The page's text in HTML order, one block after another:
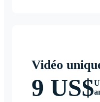
Vidéo
9 US$